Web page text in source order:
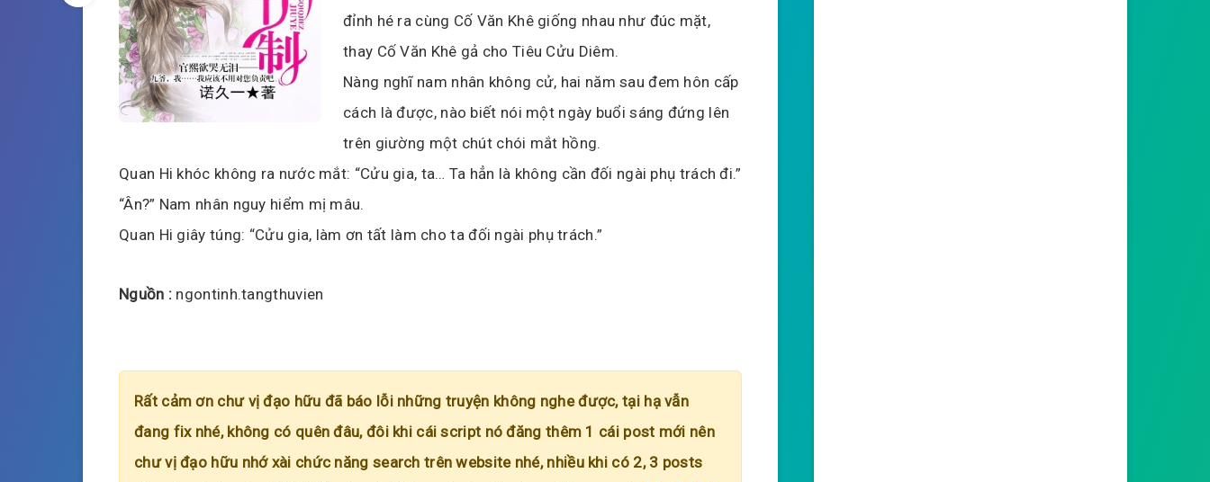
đỉnh hé ra cùng Cố Văn Khê giống nhau như đúc mặt,
thay Cố Văn Khê gả cho Tiêu Cửu Diêm.
Nàng nghĩ nam nhân không cử, hai năm sau đem hôn cấp
cách là được, nào biết nói một ngày buổi sáng đứng lên
trên giường một chút chói mắt hồng.
Quan Hi khóc không ra nước mắt: “Cửu gia, ta… Ta hẳn là không cần đối ngài phụ trách đi.”
“Ân?” Nam nhân nguy hiểm mị mâu.
Quan Hi giây túng: “Cửu gia, làm ơn tất làm cho ta đối ngài phụ trách.”
Nguồn : ngontinh.tangthuvien
Rất cảm ơn chư vị đạo hữu đã báo lỗi những truyện không nghe được, tại hạ vẫn
đang fix nhé, không có quên đâu, đôi khi cái script nó đăng thêm 1 cái post mới nên
chư vị đạo hữu nhớ xài chức năng search trên website nhé, nhiều khi có 2, 3 posts